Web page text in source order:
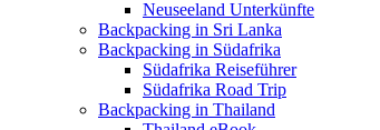
Neuseeland Unterkünfte
Backpacking in Sri Lanka
Backpacking in Südafrika
Südafrika Reiseführer
Südafrika Road Trip
Backpacking in Thailand